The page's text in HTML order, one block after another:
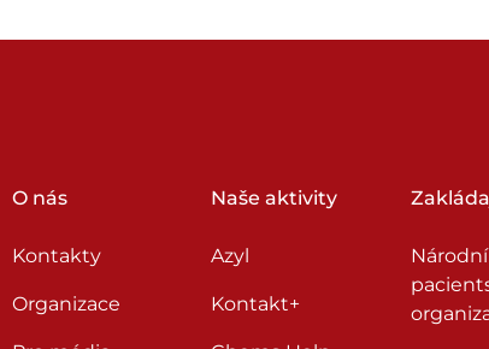
O nás
Kontakty
Organizace
Naše aktivity
Azyl
Kontakt+